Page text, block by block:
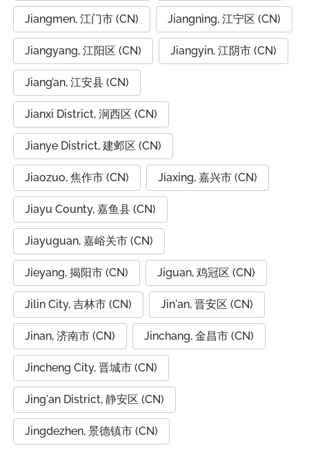
Jiangmen, 江门市 (CN) Jiangning, 江宁区 (CN)
Jiangyang, 江阳区 (CN) Jiangyin, 江阴市 (CN)
Jiang’an, 江安县 (CN)
Jianxi District, 涧西区 (CN)
Jianye District, 建邺区 (CN)
Jiaozuo, 焦作市 (CN) Jiaxing, 嘉兴市 (CN)
Jiayu County, 嘉鱼县 (CN)
Jiayuguan, 嘉峪关市 (CN)
Jieyang, 揭阳市 (CN) Jiguan, 鸡冠区 (CN)
Jilin City, 吉林市 (CN) Jin'an, 晋安区 (CN)
Jinan, 济南市 (CN) Jinchang, 金昌市 (CN)
Jincheng City, 晋城市 (CN)
Jing'an District, 静安区 (CN)
Jingdezhen, 景德镇市 (CN)